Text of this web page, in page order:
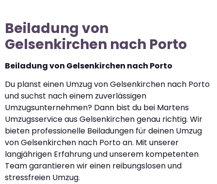
Beiladung von
Gelsenkirchen nach Porto
Beiladung von Gelsenkirchen nach Porto
Du planst einen Umzug von Gelsenkirchen nach Porto
und suchst nach einem zuverlässigen
Umzugsunternehmen? Dann bist du bei Martens
Umzugsservice aus Gelsenkirchen genau richtig. Wir
bieten professionelle Beiladungen für deinen Umzug
von Gelsenkirchen nach Porto an. Mit unserer
langjährigen Erfahrung und unserem kompetenten
Team garantieren wir einen reibungslosen und
stressfreien Umzug.